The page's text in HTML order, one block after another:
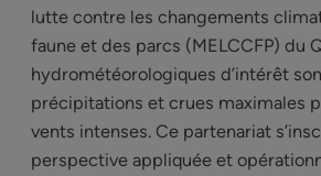
lutte contre les changements
faune et des parcs (MELCCFP) du
hydrométéorologiques d’intérêt
précipitations et crues maximales
vents intenses. Ce partenariat
perspective appliquée et